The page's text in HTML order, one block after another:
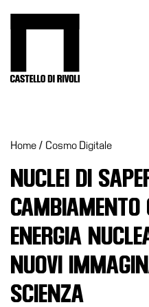
Eventi
Archivi
del
Museo
Cosmo
Digitale
Collezione
Accessibilità
Home / Cosmo Digitale
NUCLEI DI
CAMBIAMENTO
ENERGIA
NUOVI
SCIENZA